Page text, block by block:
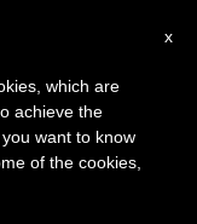
الهلال
أعداد
x
which are
achieve the
want to know
of the cookies,